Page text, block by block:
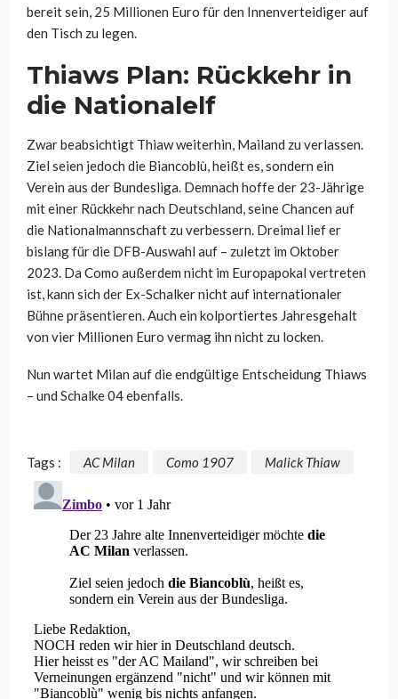
bereit sein, 25 Millionen Euro für den Innenverteidiger auf
den Tisch zu legen.
Thiaws Plan: Rückkehr in
die Nationalelf
Zwar beabsichtigt Thiaw weiterhin, Mailand zu verlassen.
Ziel seien jedoch die Biancoblù, heißt es, sondern ein
Verein aus der Bundesliga. Demnach hoffe der 23-Jährige
mit einer Rückkehr nach Deutschland, seine Chancen auf
die Nationalmannschaft zu verbessern. Dreimal lief er
bislang für die DFB-Auswahl auf – zuletzt im Oktober
2023. Da Como außerdem nicht im Europapokal vertreten
ist, kann sich der Ex-Schalker nicht auf internationaler
Bühne präsentieren. Auch ein kolportiertes Jahresgehalt
von vier Millionen Euro vermag ihn nicht zu locken.
Nun wartet Milan auf die endgültige Entscheidung Thiaws
– und Schalke 04 ebenfalls.
Tags : AC Milan Como 1907 Malick Thiaw